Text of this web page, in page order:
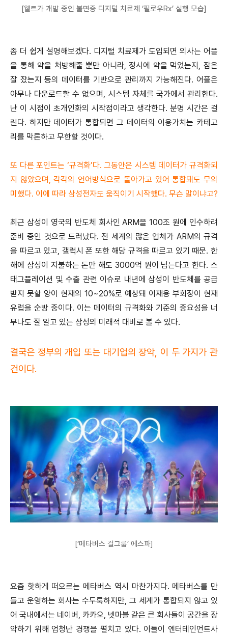
[웰트가 개발 중인 불면증 디지털 치료제 ‘필로우Rx’ 실행 모습]
좀 더 쉽게 설명해보겠다. 디지털 치료제가 도입되면 의사는 어플
을 통해 약을 처방해줄 뿐만 아니라, 정시에 약을 먹었는지, 잠은
잘 잤는지 등의 데이터를 기반으로 관리까지 가능해진다. 어플은
아무나 다운로드할 수 없으며, 시스템 자체를 국가에서 관리한다.
난 이 시점이 초개인화의 시작점이라고 생각한다. 분명 시간은 걸
린다. 하지만 데이터가 통합되면 그 데이터의 이용가치는 카테고
리를 막론하고 무한할 것이다.
또 다른 포인트는 ‘규격화’다. 그동안은 시스템 데이터가 규격화되
지 않았으며, 각각의 언어방식으로 돌아가고 있어 통합돼도 무의
미했다. 이에 따라 삼성전자도 움직이기 시작했다. 무슨 말이냐고?
최근 삼성이 영국의 반도체 회사인 ARM을 100조 원에 인수하려
준비 중인 것으로 드러났다. 전 세계의 많은 업체가 ARM의 규격
을 따르고 있고, 갤럭시 폰 또한 해당 규격을 따르고 있기 때문. 한
해에 삼성이 지불하는 돈만 해도 3000억 원이 넘는다고 한다. 스
태그플레이션 및 수출 관련 이슈로 내년에 삼성이 반도체를 공급
받지 못할 양이 현재의 10~20%로 예상돼 이재용 부회장이 현재
유럽을 순방 중이다. 이는 데이터의 규격화와 기준의 중요성을 너
무나도 잘 알고 있는 삼성의 미래적 대비로 볼 수 있다.
결국은 정부의 개입 또는 대기업의 장악, 이 두 가지가 관
건이다.
[‘메타버스 걸그룹’ 에스파]
요즘 핫하게 떠오르는 메타버스 역시 마찬가지다. 메타버스를 만
들고 운영하는 회사는 수두룩하지만, 그 세계가 통합되지 않고 있
어 국내에서는 네이버, 카카오, 넷마블 같은 큰 회사들이 공간을 장
악하기 위해 엄청난 경쟁을 펼치고 있다. 이들이 엔터테인먼트사